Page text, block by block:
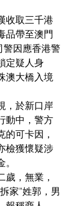
收取三千港
品帶至澳門
警因應香港警
定疑人身
澳大橋入境
，於新口岸
動中，警方
的可卡因，
檢獲懷疑涉
，無業，
家”姓郭，男